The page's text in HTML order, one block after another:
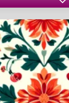
к разгадке
по всему
часть